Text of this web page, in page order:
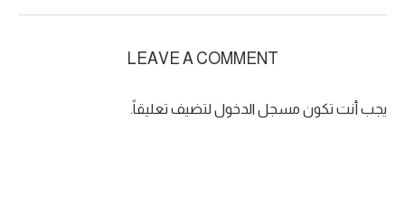
LEAVE A COMMENT
يجب أنت تكون مسجل الدخول لتضيف تعليقاً.